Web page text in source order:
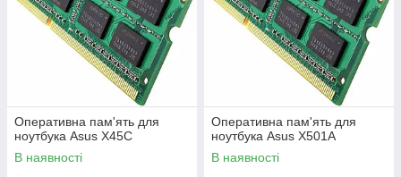
Оперативна пам'ять для
ноутбука Asus X45C
В наявності
Оперативна пам'ять для
ноутбука Asus X501A
В наявності